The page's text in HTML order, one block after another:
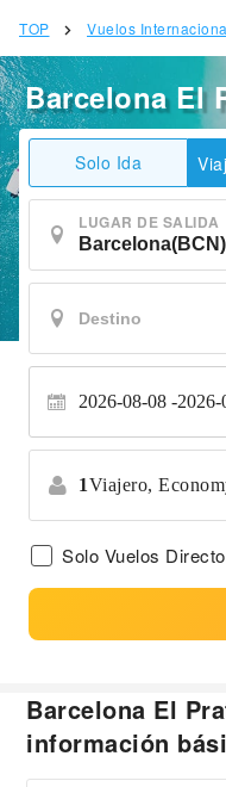
TOP Vuelos
Barcelona El
Solo Ida
LUGAR DE SALIDA
2026-08-08 2026-
1Viajero,
Solo Vuelos
Barcelona El
información